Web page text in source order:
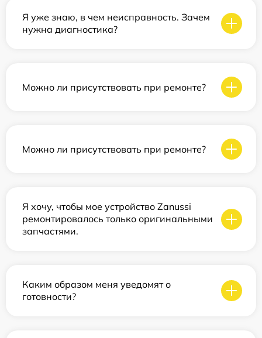
Я уже знаю, в чем неисправность. Зачем
нужна диагностика?
Можно ли присутствовать при ремонте?
Можно ли присутствовать при ремонте?
Я хочу, чтобы мое устройство Zanussi
ремонтировалось только оригинальными
запчастями.
Каким образом меня уведомят о
готовности?